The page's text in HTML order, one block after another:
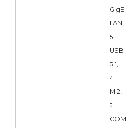
GigE
LAN,
5
USB
3.1,
4
M.2,
2
COM